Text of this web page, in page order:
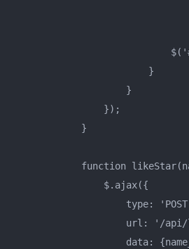
                        }
                    }
                });
            }
function
                $.ajax({
type:
url: '/api/
data: